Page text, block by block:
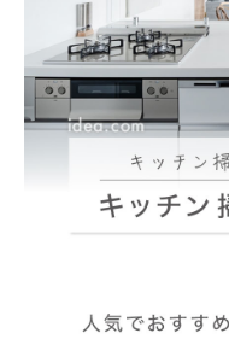
ブランドから探す
新商品
暑さ・紫外線対策グッズ
推し活グッズ